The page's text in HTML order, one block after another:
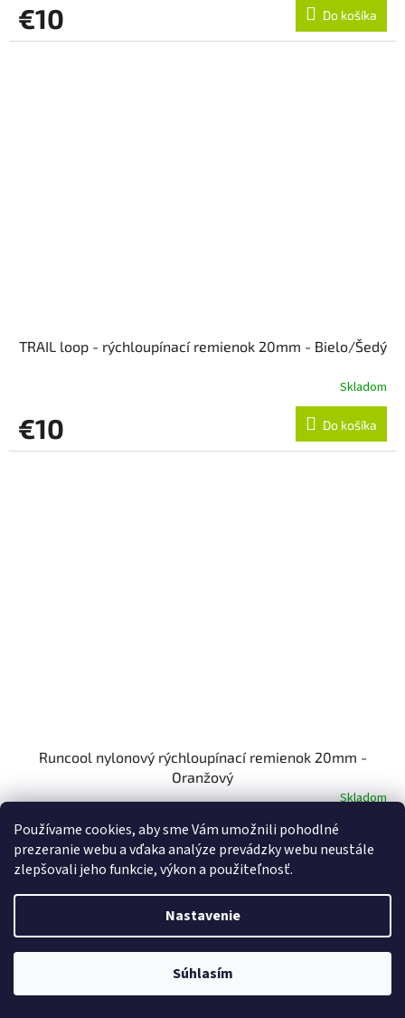
Používame cookies, aby sme Vám umožnili pohodlné
prezeranie webu a vďaka analýze prevádzky webu neustále
zlepšovali jeho funkcie, výkon a použiteľnosť.
Nastavenie
Súhlasím
€10 Do košíka
TRAIL loop - rýchloupínací remienok 20mm - Bielo/Šedý
Skladom
€10 Do košíka
Runcool nylonový rýchloupínací remienok 20mm -
Oranžový
Skladom
€12,20 Do košíka